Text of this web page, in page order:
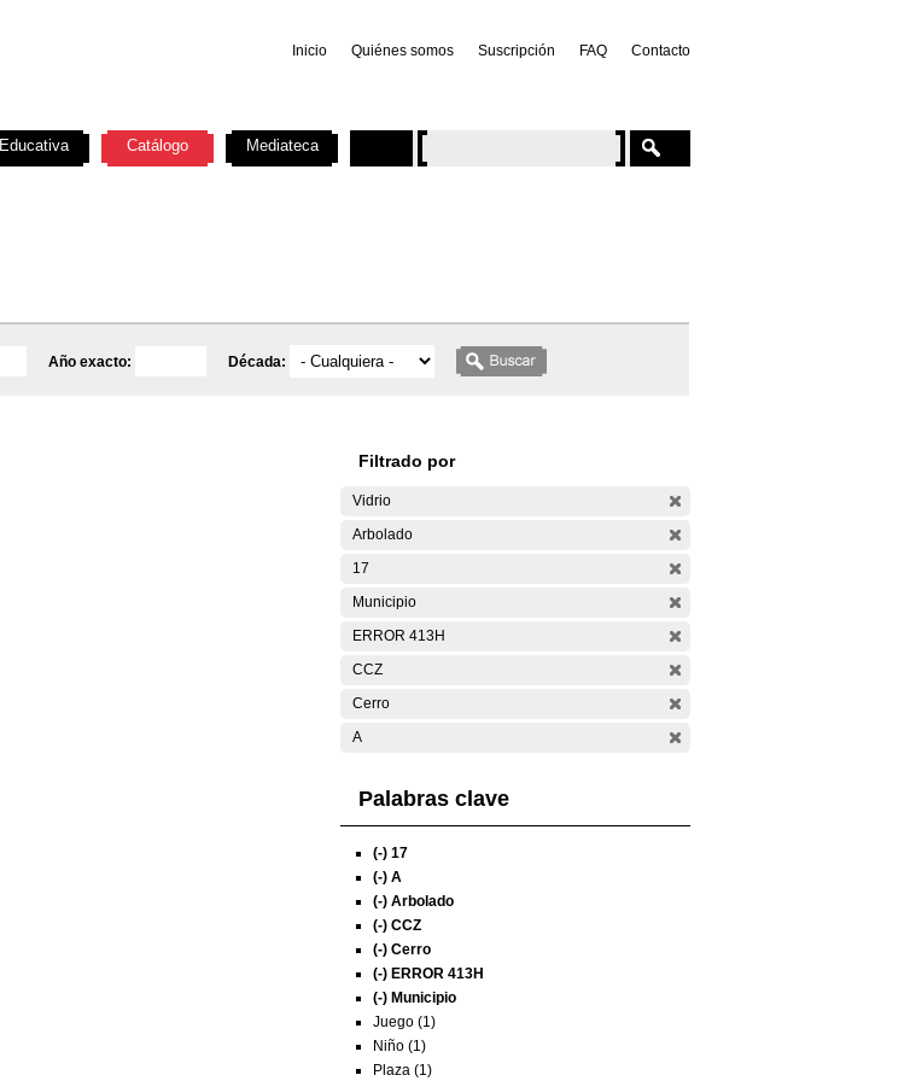
Inicio Quiénes somos Suscripción FAQ Contacto
Año exacto: Década:
Filtrado por
Vidrio
Arbolado
17
Municipio
ERROR 413H
CCZ
Cerro
A
Palabras clave
(-) 17
(-) A
(-) Arbolado
(-) CCZ
(-) Cerro
(-) ERROR 413H
(-) Municipio
Juego (1)
Niño (1)
Plaza (1)
Educativa Catálogo Mediateca